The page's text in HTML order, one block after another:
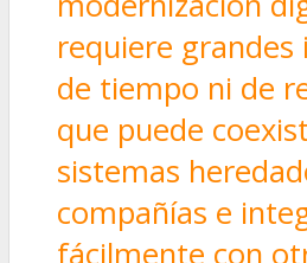
requiere grandes
de tiempo ni de
que puede
sistemas
compañías e
fácilmente con